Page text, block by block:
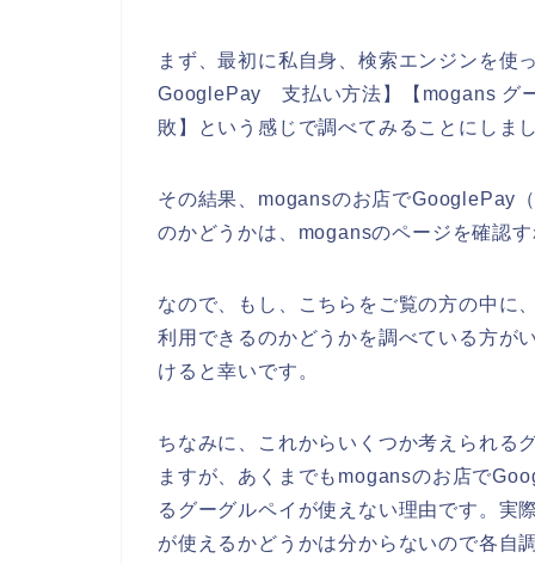
まず、最初に私自身、検索エンジンを使
GooglePay 支払い方法】【mogans グ
敗】という感じで調べてみることにしまし
その結果、mogansのお店でGooglePay
のかどうかは、mogansのページを確認
なので、もし、こちらをご覧の方の中に
利用できるのかどうかを調べている方が
けると幸いです。
ちなみに、これからいくつか考えられる
ますが、あくまでもmogansのお店で
るグーグルペイが使えない理由です。実
が使えるかどうかは分からないので各自